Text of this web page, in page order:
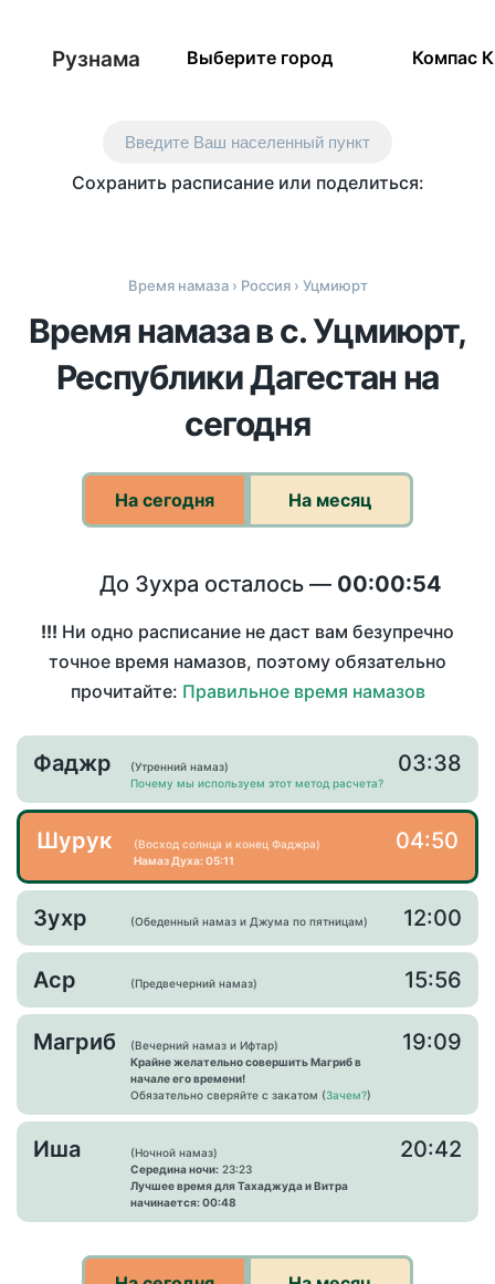
Рузнама Выберите город Компас
Введите Ваш населенный пункт
Сохранить расписание или поделиться:
Время намаза› Россия› Уцмиюрт
Время намаза в с. Уцмиюрт,
Республики Дагестан на
сегодня
На сегодня На месяц
До Зухра осталось — 00:00:54
!!! Ни одно расписание не даст вам безупречно
точное время намазов, поэтому обязательно
прочитайте: Правильное время намазов
Фаджр
(Утренний намаз)
Почему мы используем этот метод расчета?
03:38
Шурук
(Восход солнца и конец Фаджра)
Намаз Духа: 05:11
04:50
Зухр (Обеденный намаз и Джума по пятницам) 12:00
Аср (Предвечерний намаз) 15:56
Магриб
(Вечерний намаз и Ифтар)
Крайне желательно совершить Магриб в
начале его времени!
Обязательно сверяйте с закатом (Зачем?)
19:09
Иша
(Ночной намаз)
Середина ночи: 23:23
Лучшее время для Тахаджуда и Витра
начинается: 00:48
20:42